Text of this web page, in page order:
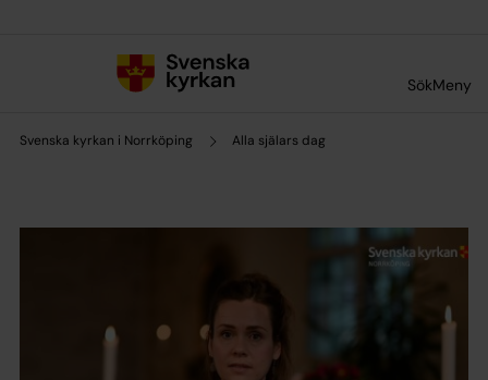
SökMeny
Svenska kyrkan i Norrköping Alla själars dag